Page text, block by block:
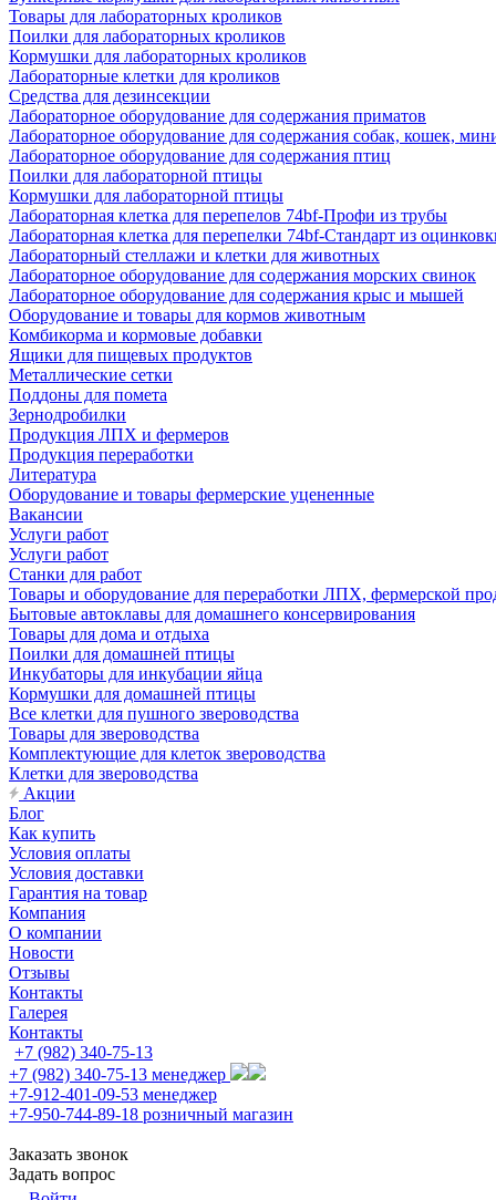
Товары для лабораторных кроликов
Поилки для лабораторных кроликов
Кормушки для лабораторных кроликов
Лабораторные клетки для кроликов
Средства для дезинсекции
Лабораторное оборудование для содержания приматов
Лабораторное оборудование для содержания собак, кошек,
Лабораторное оборудование для содержания птиц
Поилки для лабораторной птицы
Кормушки для лабораторной птицы
Лабораторная клетка для перепелов 74bf-Профи из трубы
Лабораторная клетка для перепелки 74bf-Стандарт из
Лабораторный стеллажи и клетки для животных
Лабораторное оборудование для содержания морских свинок
Лабораторное оборудование для содержания крыс и мышей
Оборудование и товары для кормов животным
Комбикорма и кормовые добавки
Ящики для пищевых продуктов
Металлические сетки
Поддоны для помета
Зернодробилки
Продукция ЛПХ и фермеров
Продукция переработки
Литература
Оборудование и товары фермерские уцененные
Вакансии
Услуги работ
Услуги работ
Станки для работ
Товары и оборудование для переработки ЛПХ, фермерской
Бытовые автоклавы для домашнего консервирования
Товары для дома и отдыха
Поилки для домашней птицы
Инкубаторы для инкубации яйца
Кормушки для домашней птицы
Все клетки для пушного звероводства
Товары для звероводства
Комплектующие для клеток звероводства
Клетки для звероводства
Акции
Блог
Как купить
Условия оплаты
Условия доставки
Гарантия на товар
Компания
О компании
Новости
Отзывы
Контакты
Галерея
Контакты
+7 (982) 340-75-13
+7 (982) 340-75-13 менеджер
+7-912-401-09-53 менеджер
+7-950-744-89-18 розничный магазин
Заказать звонок
Задать вопрос